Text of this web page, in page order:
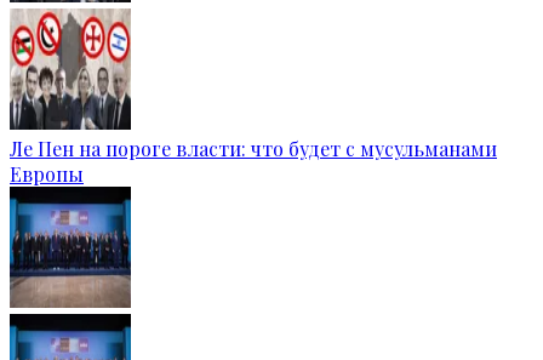
Ле Пен на пороге власти: что будет с мусульманами
Европы